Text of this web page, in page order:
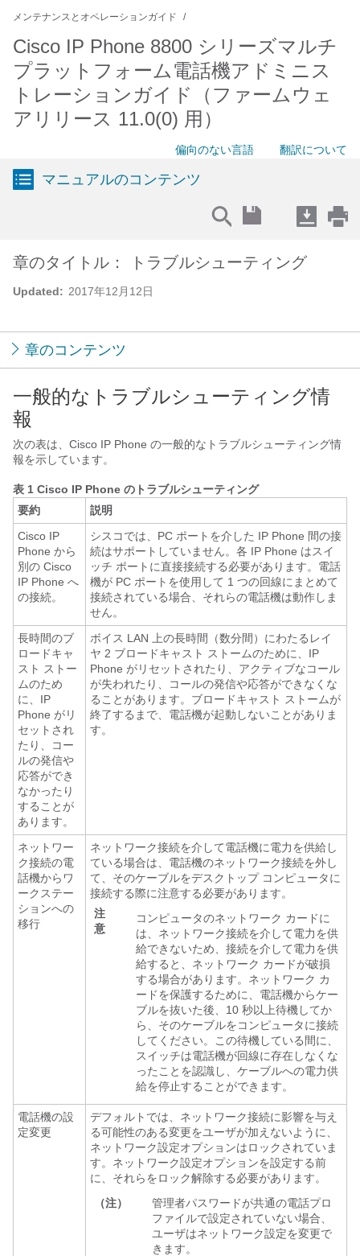
メンテナンスとオペレーションガイド
Cisco IP Phone 8800 シリーズマルチ
プラットフォーム電話機アドミニス
トレーションガイド（ファームウェ
アリリース 11.0(0) 用）
偏向のない言語 翻訳について
マニュアルのコンテンツ
Updated: 2017年12月12日
章のタイトル： トラブルシューティング
章のコンテンツ
一般的なトラブルシューティング情
報
次の表は、Cisco IP Phone の一般的なトラブルシューティング情
報を示しています。
表 1 Cisco IP Phone のトラブルシューティング
要約
説明
Cisco IP
Phone から
別の Cisco
IP Phone へ
の接続。
シスコでは、PC ポートを介した IP Phone 間の接
続はサポートしていません。各 IP Phone はスイ
ッチ ポートに直接接続する必要があります。電話
機が PC ポートを使用して 1 つの回線にまとめて
接続されている場合、それらの電話機は動作しま
せん。
長時間のブ
ロードキャ
スト ストー
ムのため
に、IP
Phone がリ
セットされ
たり、コー
ルの発信や
応答ができ
なかったり
することが
あります。
ボイス LAN 上の長時間（数分間）にわたるレイ
ヤ 2 ブロードキャスト ストームのために、IP
Phone がリセットされたり、アクティブなコール
が失われたり、コールの発信や応答ができなくな
ることがあります。ブロードキャスト ストームが
終了するまで、電話機が起動しないことがありま
す。
ネットワー
ク接続の電
話機からワ
ークステー
ションへの
移行
ネットワーク接続を介して電話機に電力を供給し
ている場合は、電話機のネットワーク接続を外し
て、そのケーブルをデスクトップ コンピュータに
接続する際に注意する必要があります。
注
意
コンピュータのネットワーク カードに
は、ネットワーク接続を介して電力を供
給できないため、接続を介して電力を供
給すると、ネットワーク カードが破損
する場合があります。ネットワーク カ
ードを保護するために、電話機からケー
ブルを抜いた後、10 秒以上待機してか
ら、そのケーブルをコンピュータに接続
してください。この待機している間に、
スイッチは電話機が回線に存在しなくな
ったことを認識し、ケーブルへの電力供
給を停止することができます。
電話機の設
定変更
デフォルトでは、ネットワーク接続に影響を与え
る可能性のある変更をユーザが加えないように、
ネットワーク設定オプションはロックされていま
す。ネットワーク設定オプションを設定する前
に、それらをロック解除する必要があります。
（注）
管理者パスワードが共通の電話プロ
ファイルで設定されていない場合、
ユーザはネットワーク設定を変更で
きます。